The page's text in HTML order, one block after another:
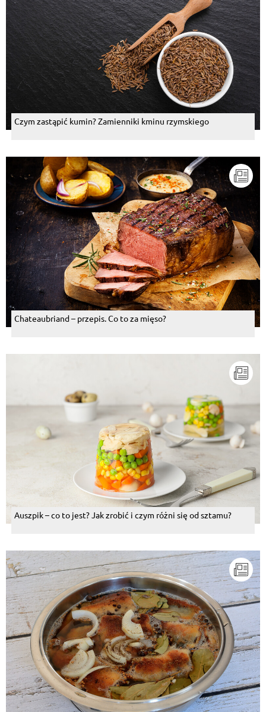
Czym zastąpić kumin? Zamienniki kminu rzymskiego
Chateaubriand – przepis. Co to za mięso?
Auszpik – co to jest? Jak zrobić i czym różni się od sztamu?